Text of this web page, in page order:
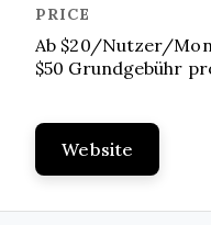
Ab $20/Nutzer/
$50 Grundgebühr
Website